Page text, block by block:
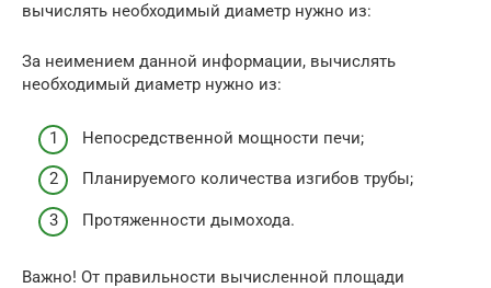
вычислять необходимый диаметр нужно из:
За неимением данной информации, вычислять
необходимый диаметр нужно из:
Непосредственной мощности печи;
Планируемого количества изгибов трубы;
Протяженности дымохода.
Важно! От правильности вычисленной площади